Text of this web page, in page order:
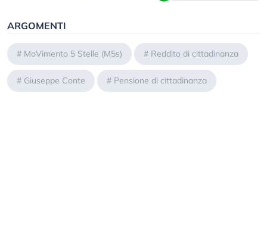
ARGOMENTI
# MoVimento 5 Stelle (M5s) # Reddito di cittadinanza
# Giuseppe Conte # Pensione di cittadinanza